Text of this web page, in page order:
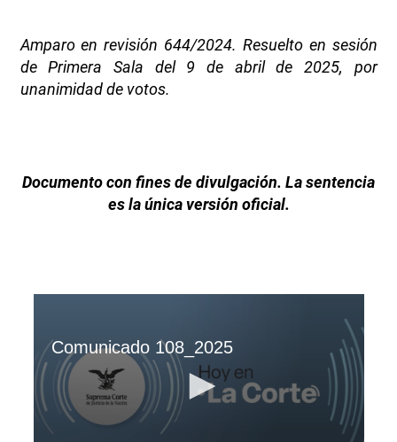
Amparo en revisión 644/2024. Resuelto en sesión
de Primera Sala del 9 de abril de 2025, por
unanimidad de votos.
Documento con fines de divulgación. La sentencia
es la única versión oficial.